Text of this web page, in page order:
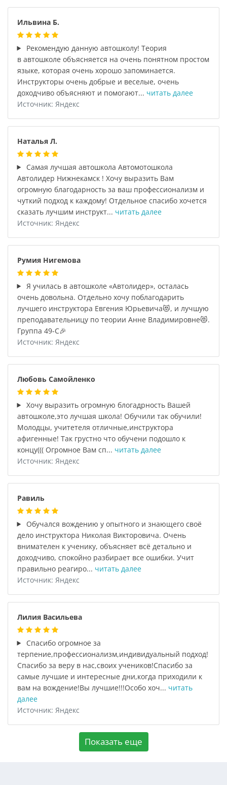
Ильвина Б.
Рекомендую данную автошколу! Теория
в автошколе объясняется на очень понятном простом
языке, которая очень хорошо запоминается.
Инструкторы очень добрые и веселые, очень
доходчиво объясняют и помогают... читать далее
Источник: Яндекс
Наталья Л.
Самая лучшая автошкола Автомотошкола
Автолидер Нижнекамск ! Хочу выразить Вам
огромную благодарность за ваш профессионализм и
чуткий подход к каждому! Отдельное спасибо хочется
сказать лучшим инструкт... читать далее
Источник: Яндекс
Румия Нигемова
Я училась в автошколе «Автолидер», осталась
очень довольна. Отдельно хочу поблагодарить
лучшего инструктора Евгения Юрьевича😻, и лучшую
преподавательницу по теории Анне Владимировне😻.
Группа 49-С🎉
Источник: Яндекс
Любовь Самойленко
Хочу выразить огромную блогадрность Вашей
автошколе,это лучшая школа! Обучили так обучили!
Молодцы, учитетеля отличные,инструктора
афигенные! Так грустно что обучени подошло к
концу((( Огромное Вам сп... читать далее
Источник: Яндекс
Равиль
Обучался вождению у опытного и знающего своё
дело инструктора Николая Викторовича. Очень
внимателен к ученику, объясняет всё детально и
доходчиво, спокойно разбирает все ошибки. Учит
правильно реагиро... читать далее
Источник: Яндекс
Лилия Васильева
Спасибо огромное за
терпение,профессионализм,индивидуальный подход!
Спасибо за веру в нас,своих учеников!Спасибо за
самые лучшие и интересные дни,когда приходили к
вам на вождение!Вы лучшие!!!Особо хоч... читать
далее
Источник: Яндекс
Показать еще